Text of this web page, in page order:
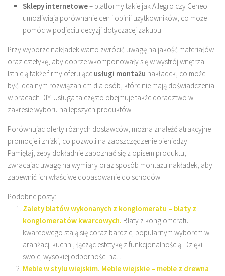
Sklepy internetowe– platformy takie jak Allegro czy Ceneo
umożliwiają porównanie cen i opinii użytkowników, co może
pomóc w podjęciu decyzji dotyczącej zakupu.
Przy wyborze nakładek warto zwrócić uwagę na jakość materiałów
oraz estetykę, aby dobrze wkomponowały się w wystrój wnętrza.
Istnieją także firmy oferujące usługi montażu nakładek, co może
być idealnym rozwiązaniem dla osób, które nie mają doświadczenia
w pracach DIY. Usługa ta często obejmuje także doradztwo w
zakresie wyboru najlepszych produktów.
Porównując oferty różnych dostawców, można znaleźć atrakcyjne
promocje i zniżki, co pozwoli na zaoszczędzenie pieniędzy.
Pamiętaj, żeby dokładnie zapoznać się z opisem produktu,
zwracając uwagę na wymiary oraz sposób montażu nakładek, aby
zapewnić ich właściwe dopasowanie do schodów.
Podobne posty:
Zalety blatów wykonanych z konglomeratu – blaty z
konglomeratów kwarcowych. Blaty z konglomeratu
kwarcowego stają się coraz bardziej popularnym wyborem w
aranżacji kuchni, łącząc estetykę z funkcjonalnością. Dzięki
swojej wysokiej odporności na...
Meble w stylu wiejskim. Meble wiejskie – meble z drewna